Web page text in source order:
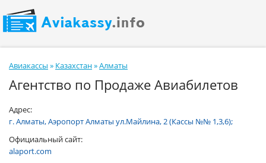
Авиакассы » Казахстан»Алматы
Агентство по Продаже Авиабилетов
Адрес:
г. Алматы, Аэропорт Алматы ул.Майлина, 2 (Кассы №№ 1,3,6);
Официальный сайт:
alaport.com